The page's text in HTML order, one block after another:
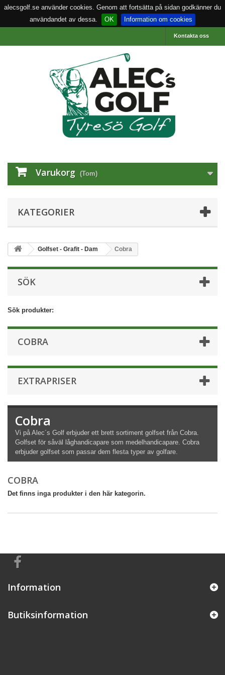
alecsgolf.se använder cookies. Genom att fortsätta på sidan godkänner du
användandet av dessa.
OK Information om cookies
Kontakta oss
Varukorg (Tom)
KATEGORIER
Golfset - Grafit - Dam Cobra
SÖK
Sök produkter:
COBRA
EXTRAPRISER
Cobra
Vi på Alec´s Golf erbjuder ett brett sortiment golfset från Cobra.
Golfset för såväl låghandicapare som medelhandicapare. Cobra
erbjuder golfset som passar dem flesta typer av golfare.
COBRA
Det finns inga produkter i den här kategorin.
Information
Butiksinformation